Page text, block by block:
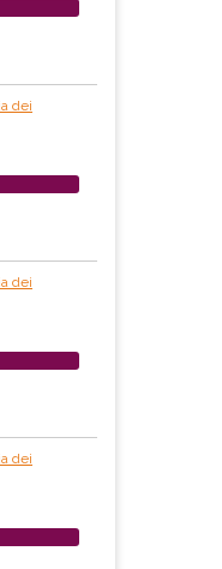
dei
dei
dei